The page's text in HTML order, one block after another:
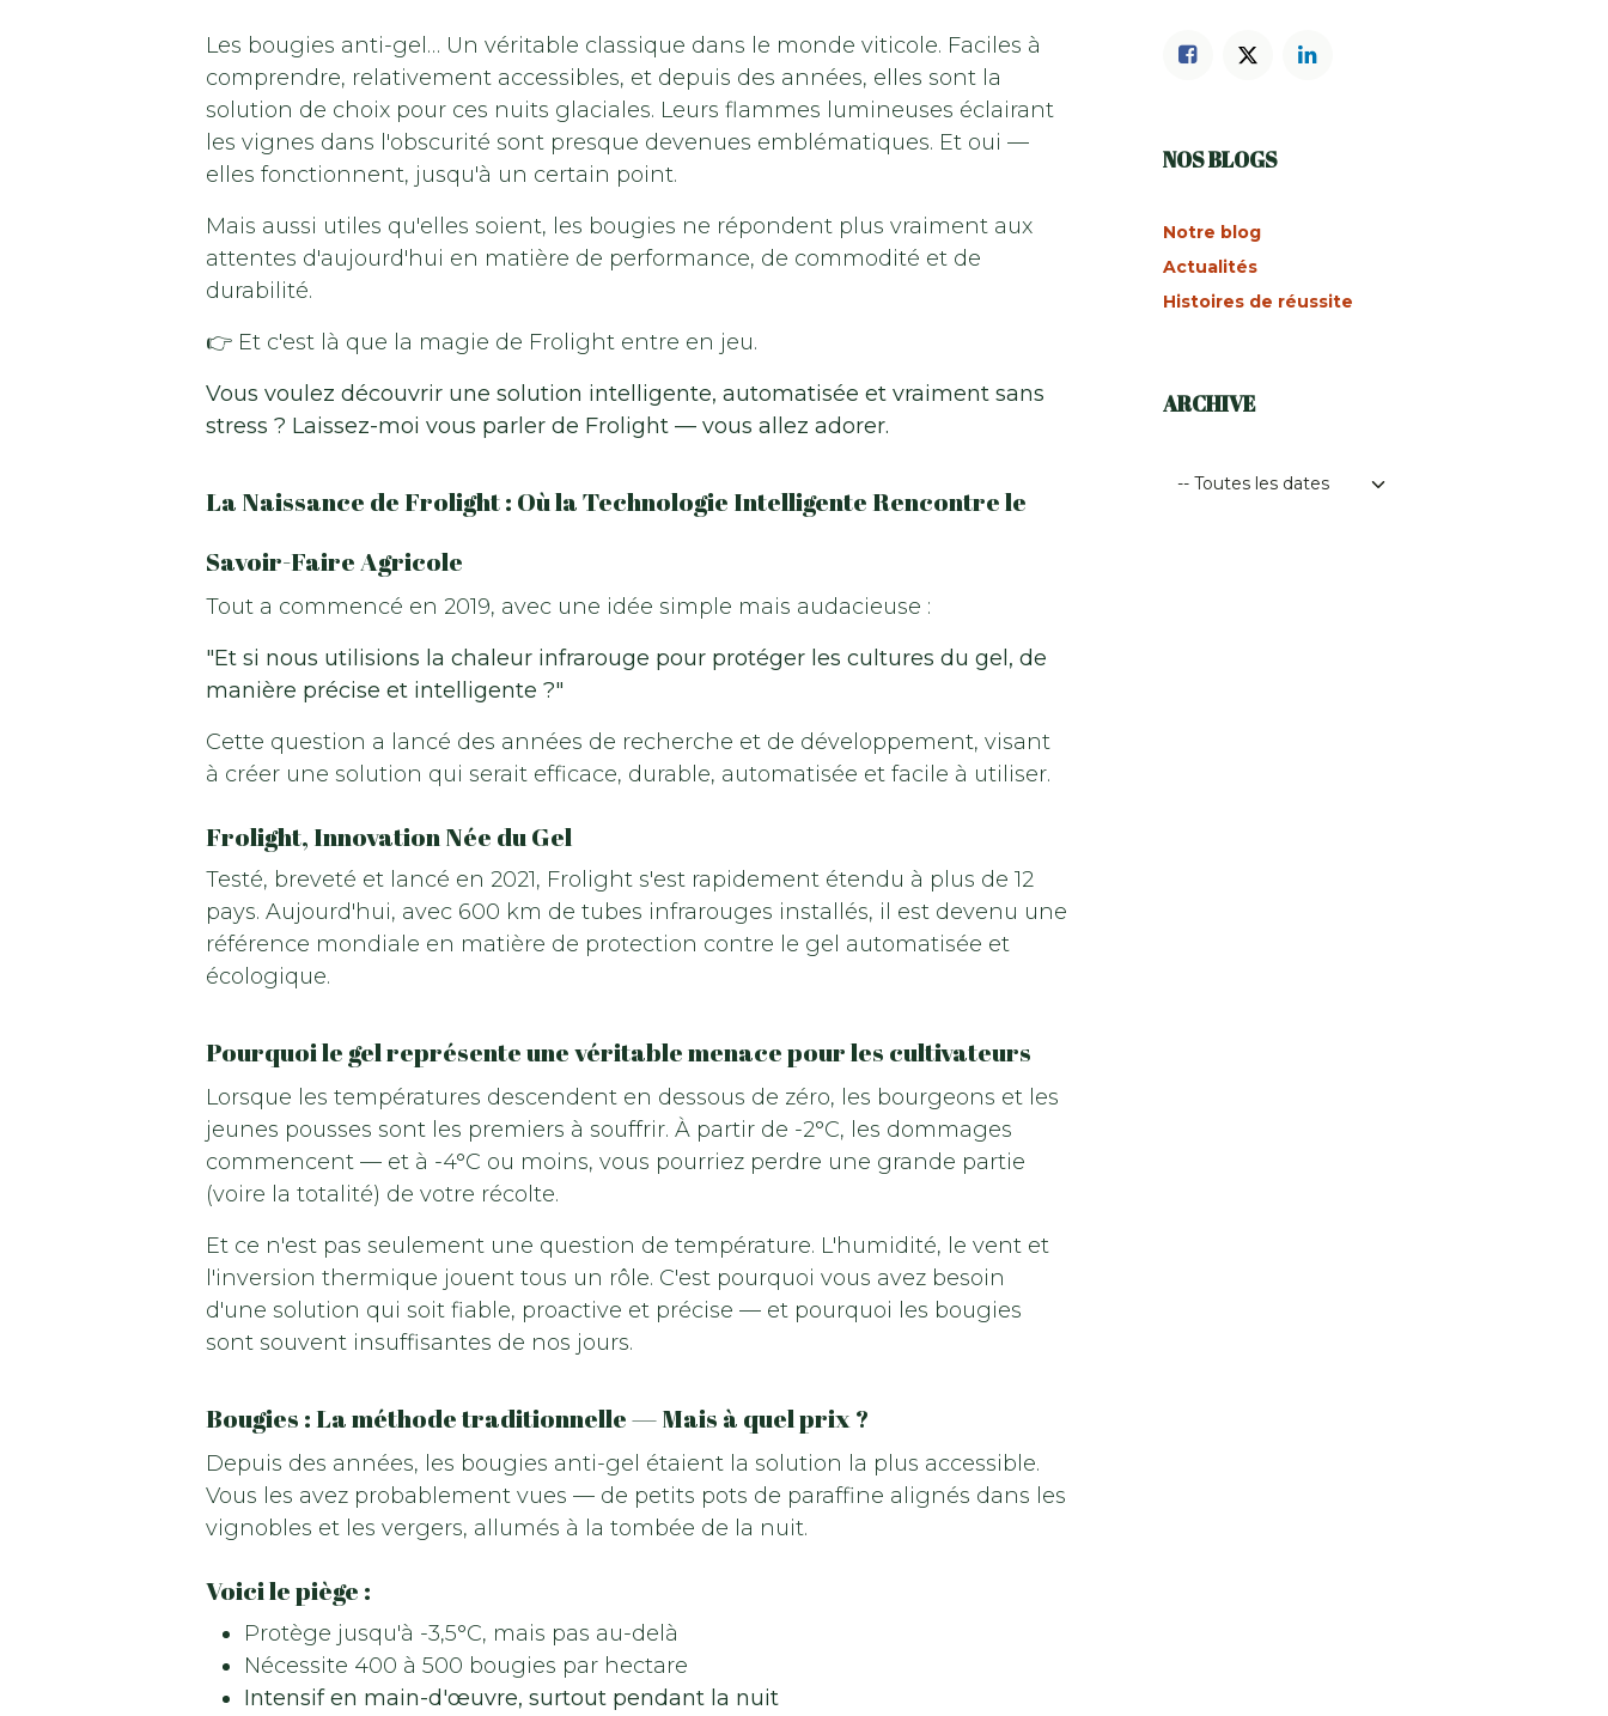
Les bougies anti-gel… Un véritable classique dans le monde viticole. Faciles à
comprendre, relativement accessibles, et depuis des années, elles sont la
solution de choix pour ces nuits glaciales. Leurs flammes lumineuses éclairant
les vignes dans l'obscurité sont presque devenues emblématiques. Et oui —
elles fonctionnent, jusqu'à un certain point.
Mais aussi utiles qu'elles soient, les bougies ne répondent plus vraiment aux
attentes d'aujourd'hui en matière de performance, de commodité et de
durabilité.
👉 Et c'est là que la magie de Frolight entre en jeu.
Vous voulez découvrir une solution intelligente, automatisée et vraiment sans
stress ? Laissez-moi vous parler de Frolight — vous allez adorer.
La Naissance de Frolight : Où la Technologie Intelligente Rencontre le
Savoir-Faire Agricole
Tout a commencé en 2019, avec une idée simple mais audacieuse :
"Et si nous utilisions la chaleur infrarouge pour protéger les cultures du gel, de
manière précise et intelligente ?"
Cette question a lancé des années de recherche et de développement, visant
à créer une solution qui serait efficace, durable, automatisée et facile à utiliser.
Frolight, Innovation Née du Gel
Testé, breveté et lancé en 2021, Frolight s'est rapidement étendu à plus de 12
pays. Aujourd'hui, avec 600 km de tubes infrarouges installés, il est devenu une
référence mondiale en matière de protection contre le gel automatisée et
écologique.
Pourquoi le gel représente une véritable menace pour les cultivateurs
Lorsque les températures descendent en dessous de zéro, les bourgeons et les
jeunes pousses sont les premiers à souffrir. À partir de -2°C, les dommages
commencent — et à -4°C ou moins, vous pourriez perdre une grande partie
(voire la totalité) de votre récolte.
Et ce n'est pas seulement une question de température. L'humidité, le vent et
l'inversion thermique jouent tous un rôle. C'est pourquoi vous avez besoin
d'une solution qui soit fiable, proactive et précise — et pourquoi les bougies
sont souvent insuffisantes de nos jours.
Bougies : La méthode traditionnelle — Mais à quel prix ?
Depuis des années, les bougies anti-gel étaient la solution la plus accessible.
Vous les avez probablement vues — de petits pots de paraffine alignés dans les
vignobles et les vergers, allumés à la tombée de la nuit.
Voici le piège :
Protège jusqu'à -3,5°C, mais pas au-delà
Nécessite 400 à 500 bougies par hectare
Intensif en main-d'œuvre, surtout pendant la nuit
NOS BLOGS
Notre blog
Actualités
Histoires de réussite
ARCHIVE